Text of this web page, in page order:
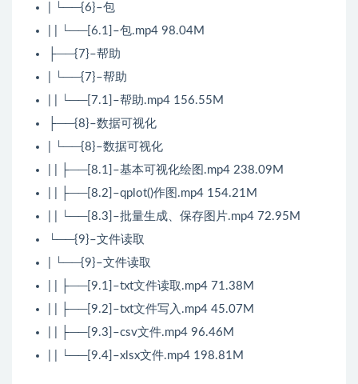
| └──{6}–包
| | └──[6.1]–包.mp4 98.04M
├──{7}–帮助
| └──{7}–帮助
| | └──[7.1]–帮助.mp4 156.55M
├──{8}–数据可视化
| └──{8}–数据可视化
| | ├──[8.1]–基本可视化绘图.mp4 238.09M
| | ├──[8.2]–qplot()作图.mp4 154.21M
| | └──[8.3]–批量生成、保存图片.mp4 72.95M
└──{9}–文件读取
| └──{9}–文件读取
| | ├──[9.1]–txt文件读取.mp4 71.38M
| | ├──[9.2]–txt文件写入.mp4 45.07M
| | ├──[9.3]–csv文件.mp4 96.46M
| | └──[9.4]–xlsx文件.mp4 198.81M